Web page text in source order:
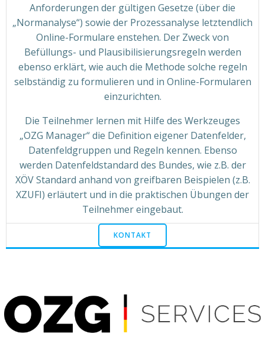
Anforderungen der gültigen Gesetze (über die
„Normanalyse“) sowie der Prozessanalyse letztendlich
Online-Formulare enstehen. Der Zweck von
Befüllungs- und Plausibilisierungsregeln werden
ebenso erklärt, wie auch die Methode solche regeln
selbständig zu formulieren und in Online-Formularen
einzurichten.
Die Teilnehmer lernen mit Hilfe des Werkzeuges
„OZG Manager“ die Definition eigener Datenfelder,
Datenfeldgruppen und Regeln kennen. Ebenso
werden Datenfeldstandard des Bundes, wie z.B. der
XÖV Standard anhand von greifbaren Beispielen (z.B.
XZUFI) erläutert und in die praktischen Übungen der
Teilnehmer eingebaut.
KONTAKT